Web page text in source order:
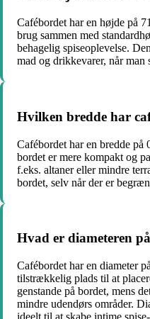
Cafébordet har en højde på
brug sammen med
behagelig spiseoplevelse.
mad og drikkevarer, når man
Hvilken bredde har
Cafébordet har en bredde på
bordet er mere kompakt og
f.eks. altaner eller mindre
bordet, selv når der er
Hvad er diameteren
Cafébordet har en diameter
tilstrækkelig plads til at
genstande på bordet, mens
mindre udendørs områder.
ideelt til at skabe intime